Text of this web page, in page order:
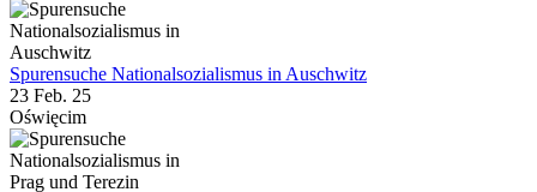
Spurensuche Nationalsozialismus in Auschwitz
23 Feb. 25
Oświęcim